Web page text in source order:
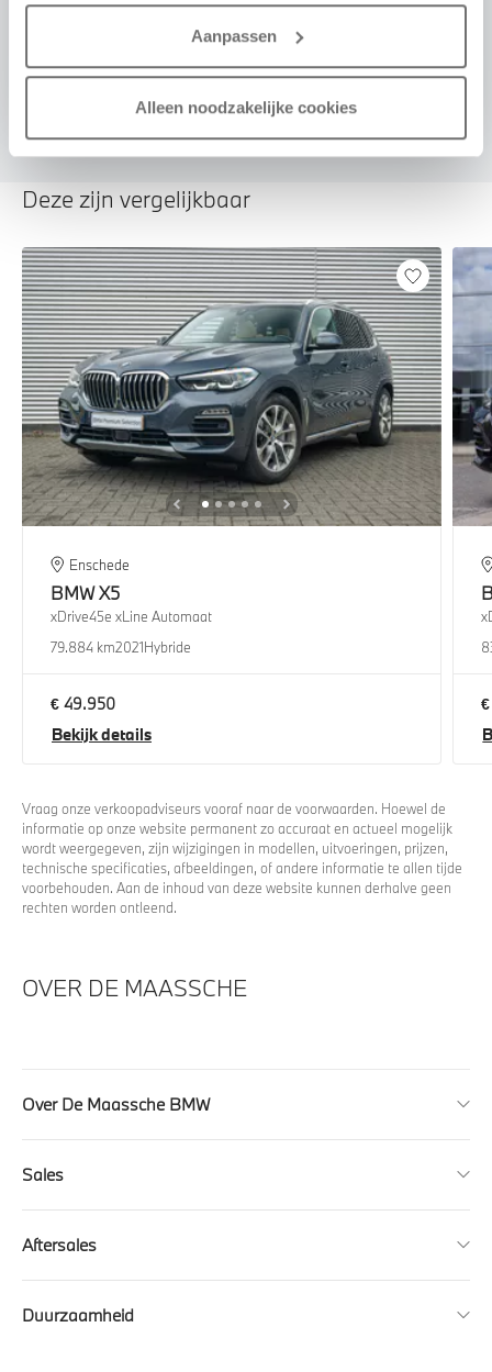
Aanpassen
Alleen noodzakelijke cookies
Deze zijn vergelijkbaar
Enschede
BMWX5
xDrive45e xLine Automaat
79.884 km2021Hybride
€ 49.950
Bekijk details
Vraag onze verkoopadviseurs vooraf naar de voorwaarden. Hoewel de
informatie op onze website permanent zo accuraat en actueel mogelijk
wordt weergegeven, zijn wijzigingen in modellen, uitvoeringen, prijzen,
technische specificaties, afbeeldingen, of andere informatie te allen tijde
voorbehouden. Aan de inhoud van deze website kunnen derhalve geen
rechten worden ontleend.
OVER DE MAASSCHE
Over De Maassche BMW
Sales
Aftersales
Duurzaamheid